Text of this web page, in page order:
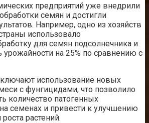
предприятий уже внедрили
семян и достигли
Например, одно из хозяйств
использовало
для семян подсолнечника и
урожайности на 25% по сравнению с
использование новых
с фунгицидами, что позволило
количество патогенных
семенах и привести к улучшению
растений.